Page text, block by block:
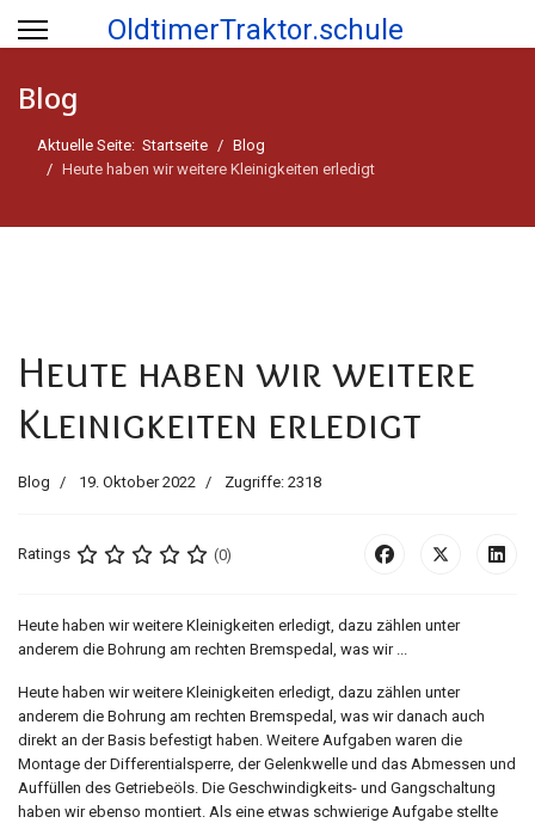
OldtimerTraktor.schule
Blog
Aktuelle Seite: Startseite
Blog
Heute haben wir weitere Kleinigkeiten erledigt
Heute haben wir weitere
Kleinigkeiten erledigt
Blog 19. Oktober 2022 Zugriffe: 2318
Ratings (0)
Heute haben wir weitere Kleinigkeiten erledigt, dazu zählen unter
anderem die Bohrung am rechten Bremspedal, was wir ...
Heute haben wir weitere Kleinigkeiten erledigt, dazu zählen unter
anderem die Bohrung am rechten Bremspedal, was wir danach auch
direkt an der Basis befestigt haben. Weitere Aufgaben waren die
Montage der Differentialsperre, der Gelenkwelle und das Abmessen und
Auffüllen des Getriebeöls. Die Geschwindigkeits- und Gangschaltung
haben wir ebenso montiert. Als eine etwas schwierige Aufgabe stellte